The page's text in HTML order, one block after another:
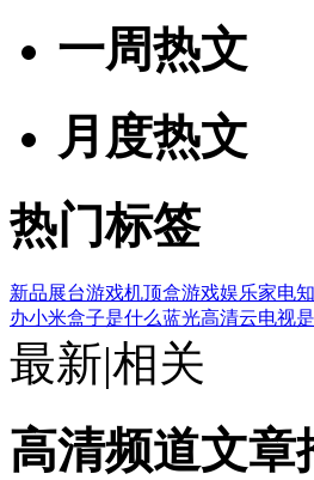
一周热文
月度热文
热门标签
新品展台游戏机顶盒游戏娱乐家电
办小米盒子是什么蓝光高清云电视
最新|相关
高清频道文章